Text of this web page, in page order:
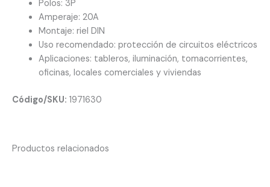
Polos: 3P
Amperaje: 20A
Montaje: riel DIN
Uso recomendado: protección de circuitos eléctricos
Aplicaciones: tableros, iluminación, tomacorrientes,
oficinas, locales comerciales y viviendas
Código/SKU: 1971630
Productos relacionados